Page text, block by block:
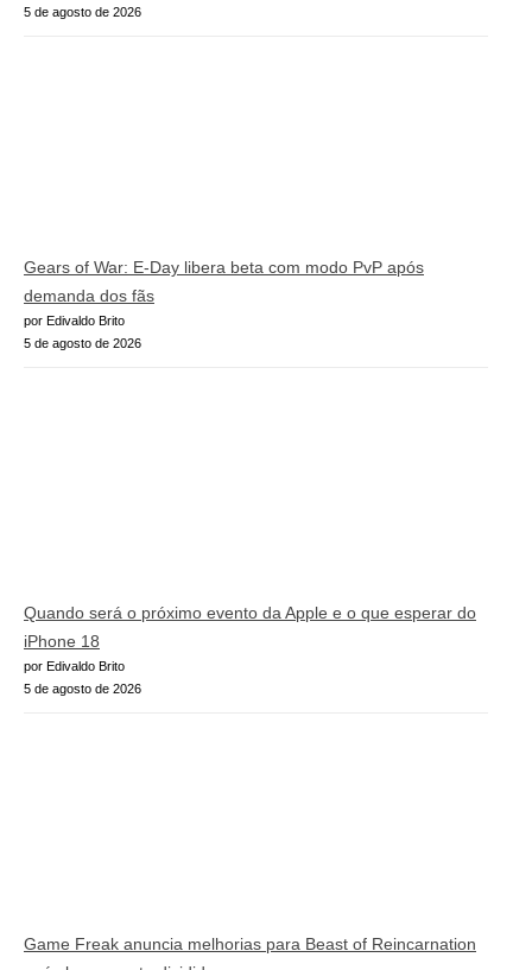
5 de agosto de 2026
Gears of War: E-Day libera beta com modo PvP após
demanda dos fãs
por Edivaldo Brito
5 de agosto de 2026
Quando será o próximo evento da Apple e o que esperar do
iPhone 18
por Edivaldo Brito
5 de agosto de 2026
Game Freak anuncia melhorias para Beast of Reincarnation